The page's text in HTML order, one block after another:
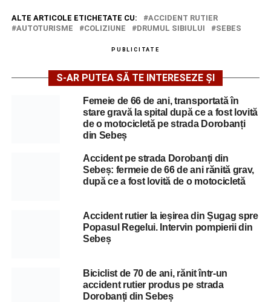
ALTE ARTICOLE ETICHETATE CU:
ACCIDENT RUTIER
AUTOTURISME
COLIZIUNE DRUMUL SIBIULUI SEBES
PUBLICITATE
S-AR PUTEA SĂ TE INTERESEZE ȘI
Femeie de 66 de ani, transportată în
stare gravă la spital după ce a fost lovită
de o motocicletă pe strada Dorobanți
din Sebeș
Accident pe strada Dorobanți din
Sebeș: fermeie de 66 de ani rănită grav,
după ce a fost lovită de o motocicletă
Accident rutier la ieșirea din Șugag spre
Popasul Regelui. Intervin pompierii din
Sebeș
Biciclist de 70 de ani, rănit într-un
accident rutier produs pe strada
Dorobanți din Sebeș